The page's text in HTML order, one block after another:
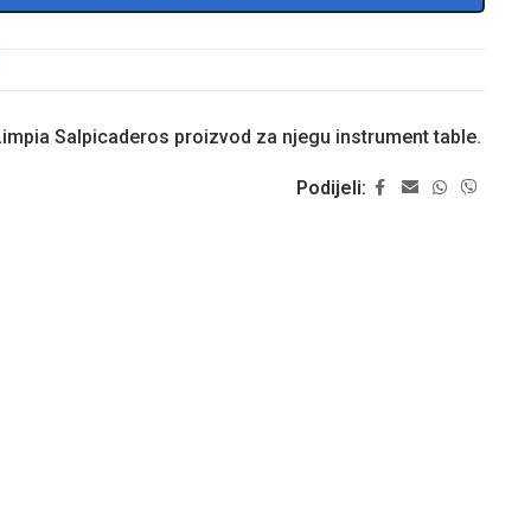
Salpicaderos proizvod za njegu instrument table.
Podijeli: